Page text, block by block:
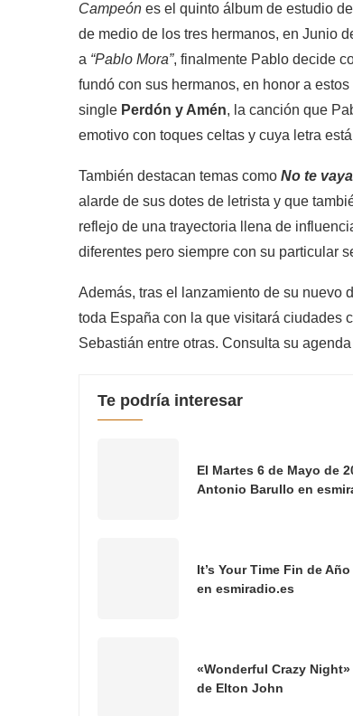
Campeón es el quinto álbum de estudio de
de medio de los tres hermanos, en Junio
a “Pablo Mora”, finalmente Pablo decide
fundó con sus hermanos, en honor a
single Perdón y Amén, la canción que
emotivo con toques celtas y cuya letra
También destacan temas como No te
alarde de sus dotes de letrista y que
reflejo de una trayectoria llena de
diferentes pero siempre con su particular
Además, tras el lanzamiento de su nuevo
toda España con la que visitará ciudades
Sebastián entre otras. Consulta su
Te podría interesar
El Martes 6 de Mayo de
Antonio Barullo en
It’s Your Time Fin de
en esmiradio.es
«Wonderful Crazy
de Elton John